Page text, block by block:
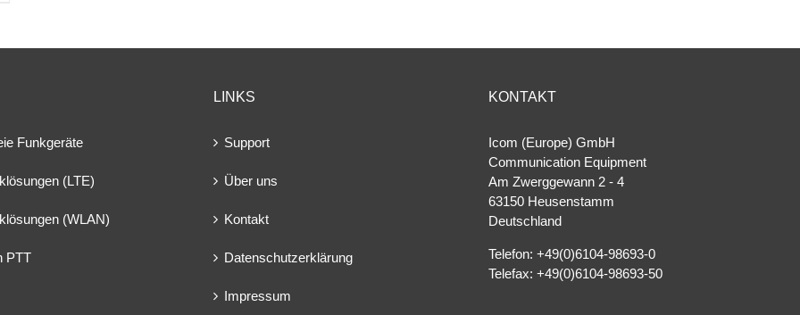
Funkgeräte
(LTE)
(WLAN)
PTT
LINKS
Support
Über uns
Kontakt
Datenschutzerklärung
Impressum
KONTAKT
Icom (Europe) GmbH
Communication Equipment
Am Zwerggewann 2 ‐ 4
63150 Heusenstamm
Deutschland
Telefon: +49(0)6104-98693-0
Telefax: +49(0)6104-98693-50